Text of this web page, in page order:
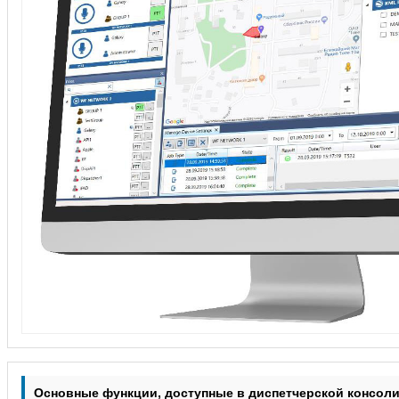
Основные функции, доступные в диспетчерской консоли